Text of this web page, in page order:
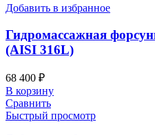
Добавить в избранное
Гидромассажная
(AISI 316L)
68 400 ₽
В корзину
Сравнить
Быстрый просмотр